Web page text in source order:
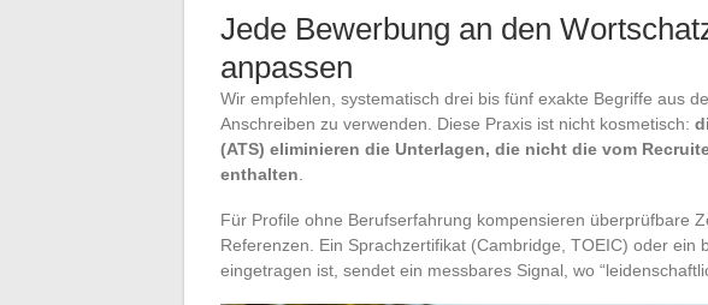
Jede Bewerbung an den
anpassen
Wir empfehlen, systematisch drei bis fünf exakte Begriffe aus
Anschreiben zu verwenden. Diese Praxis ist nicht kosmetisch:
(ATS) eliminieren die Unterlagen, die nicht die vom
enthalten.
Für Profile ohne Berufserfahrung kompensieren überprüfbare
Referenzen. Ein Sprachzertifikat (Cambridge, TOEIC) oder ein
eingetragen ist, sendet ein messbares Signal, wo